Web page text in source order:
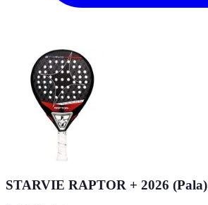
STARVIE RAPTOR + 2026 (Pala)